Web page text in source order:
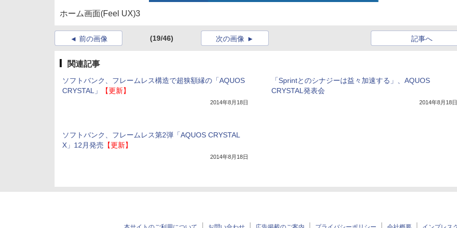
ホーム画面(Feel UX)3
前の画像 (19/46) 記事へ
次の画像
関連記事
ソフトバンク、フレームレス構造で超狭額縁の「AQUOS
CRYSTAL」
【更新】
2014年8月18日
「Sprintとのシナジーは益々加速する」、AQUOS
CRYSTAL発表会
2014年8月18日
ソフトバンク、フレームレス第2弾「AQUOS CRYSTAL
X」12月発売 【更新】
2014年8月18日